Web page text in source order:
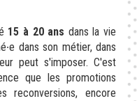
15 à 20 ans dans la vie
dans son métier, dans
peut s'imposer. C'est
que les promotions
reconversions, encore